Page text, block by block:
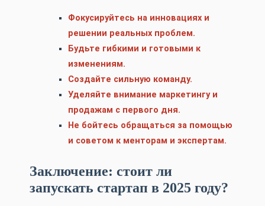
Фокусируйтесь на инновациях и
решении реальных проблем.
Будьте гибкими и готовыми к
изменениям.
Создайте сильную команду.
Уделяйте внимание маркетингу и
продажам с первого дня.
Не бойтесь обращаться за помощью
и советом к менторам и экспертам.
Заключение: стоит ли
запускать стартап в 2025 году?